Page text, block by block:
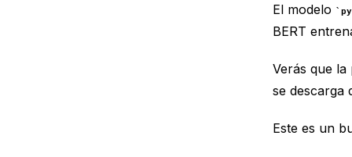
El modelo
BERT
Verás que la
se descarga
Este es un